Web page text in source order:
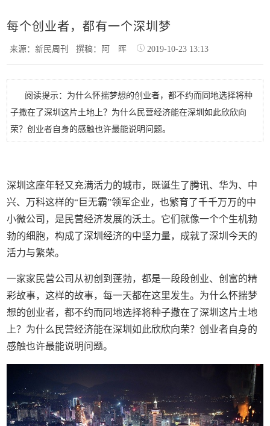
每个创业者，都有一个深圳梦
来源：新民周刊撰稿：阿 晖 2019-10-23 13:13
阅读提示：为什么怀揣梦想的创业者，都不约而同地选择将种
子撒在了深圳这片土地上？为什么民营经济能在深圳如此欣欣向
荣？创业者自身的感触也许最能说明问题。
深圳这座年轻又充满活力的城市，既诞生了腾讯、华为、中
兴、万科这样的“巨无霸”领军企业，也繁育了千千万万的中
小微公司，是民营经济发展的沃土。它们就像一个个生机勃
勃的细胞，构成了深圳经济的中坚力量，成就了深圳今天的
活力与繁荣。
一家家民营公司从初创到蓬勃，都是一段段创业、创富的精
彩故事，这样的故事，每一天都在这里发生。为什么怀揣梦
想的创业者，都不约而同地选择将种子撒在了深圳这片土地
上？为什么民营经济能在深圳如此欣欣向荣？创业者自身的
感触也许最能说明问题。